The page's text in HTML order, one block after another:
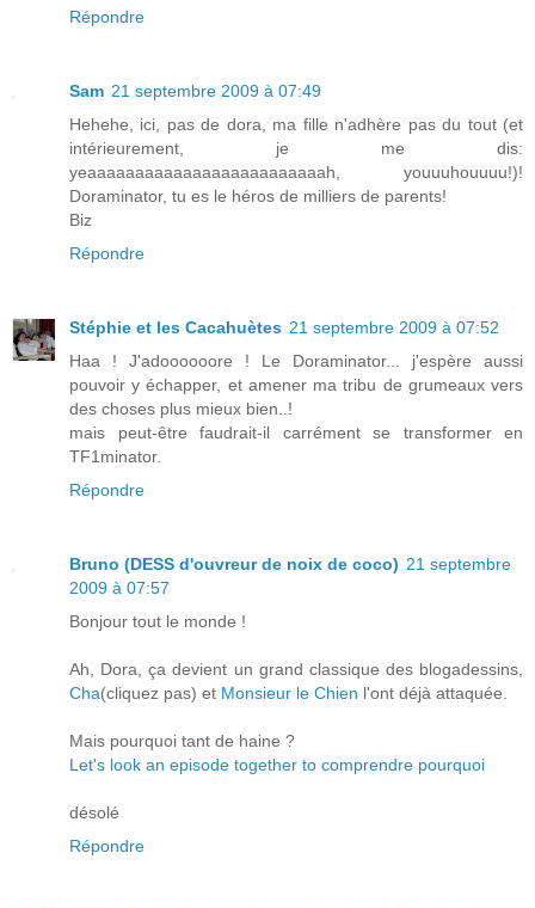
Répondre
Sam 21 septembre 2009 à 07:49
Hehehe, ici, pas de dora, ma fille n'adhère pas du tout (et
intérieurement, je me dis:
yeaaaaaaaaaaaaaaaaaaaaaaaaah, youuuhouuuu!)!
Doraminator, tu es le héros de milliers de parents!
Biz
Répondre
Stéphie et les Cacahuètes 21 septembre 2009 à 07:52
Haa ! J'adoooooore ! Le Doraminator... j'espère aussi
pouvoir y échapper, et amener ma tribu de grumeaux vers
des choses plus mieux bien..!
mais peut-être faudrait-il carrément se transformer en
TF1minator.
Répondre
Bruno (DESS d'ouvreur de noix de coco) 21 septembre
2009 à 07:57
Bonjour tout le monde !
Ah, Dora, ça devient un grand classique des blogadessins,
Cha(cliquez pas) et Monsieur le Chien l'ont déjà attaquée.
Mais pourquoi tant de haine ?
Let's look an episode together to comprendre pourquoi
désolé
Répondre